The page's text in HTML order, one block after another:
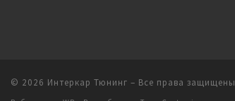
© 2026 Интеркар Тюнинг – Все права защищены